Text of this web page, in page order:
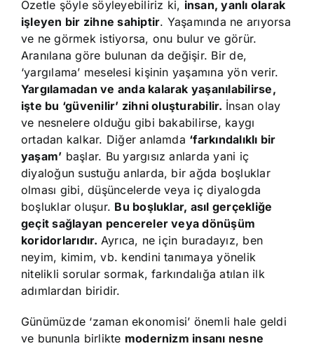
Özetle şöyle söyleyebiliriz ki, insan, yanlı olarak
işleyen bir zihne sahiptir. Yaşamında ne arıyorsa
ve ne görmek istiyorsa, onu bulur ve görür.
Aranılana göre bulunan da değişir. Bir de,
‘yargılama’ meselesi kişinin yaşamına yön verir.
Yargılamadan ve anda kalarak yaşanılabilirse,
işte bu ‘güvenilir’ zihni oluşturabilir. İnsan olay
ve nesnelere olduğu gibi bakabilirse, kaygı
ortadan kalkar. Diğer anlamda ‘farkındalıklı bir
yaşam’ başlar. Bu yargısız anlarda yani iç
diyaloğun sustuğu anlarda, bir ağda boşluklar
olması gibi, düşüncelerde veya iç diyalogda
boşluklar oluşur. Bu boşluklar, asıl gerçekliğe
geçit sağlayan pencereler veya dönüşüm
koridorlarıdır. Ayrıca, ne için buradayız, ben
neyim, kimim, vb. kendini tanımaya yönelik
nitelikli sorular sormak, farkındalığa atılan ilk
adımlardan biridir.
Günümüzde ‘zaman ekonomisi’ önemli hale geldi
ve bununla birlikte modernizm insanı nesne